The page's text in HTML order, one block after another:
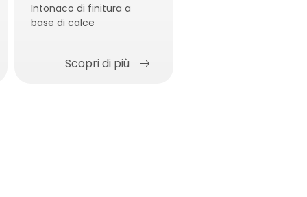
Intonaco di finitura a
base di calce
Scopri di più